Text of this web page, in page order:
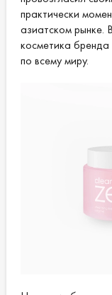
практически
азиатском рынке.
косметика бренда
по всему миру.